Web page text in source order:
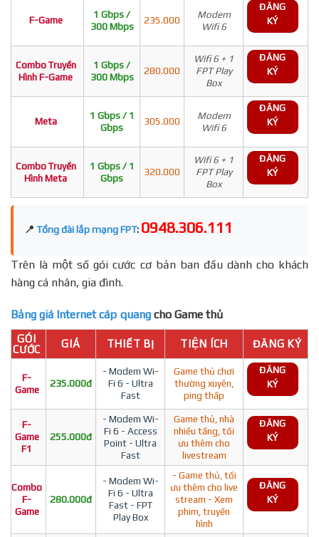
F-Game
1 Gbps /
300 Mbps
235.000
Modem
Wifi 6
ĐĂNG
KÝ
Combo Truyền
Hình F-Game
1 Gbps /
300 Mbps
280.000
Wifi 6 + 1
FPT Play
Box
ĐĂNG
KÝ
Meta
1 Gbps / 1
Gbps
305.000
Modem
Wifi 6
ĐĂNG
KÝ
Combo Truyền
Hình Meta
1 Gbps / 1
Gbps
320.000
Wifi 6 + 1
FPT Play
Box
ĐĂNG
KÝ
📍 Tổng đài lắp mạng FPT: 0948.306.111
Trên là một số gói cước cơ bản ban đầu dành cho khách
hàng cá nhân, gia đình.
Bảng giá Internet cáp quang cho Game thủ
GÓI
CƯỚC
GIÁ THIẾT BỊ TIỆN ÍCH ĐĂNG KÝ
F-
Game
235.000đ
- Modem Wi-
Fi 6 - Ultra
Fast
Game thủ chơi
thường xuyên,
ping thấp
ĐĂNG
KÝ
F-
Game
F1
255.000đ
- Modem Wi-
Fi 6 - Access
Point - Ultra
Fast
Game thủ, nhà
nhiều tầng, tối
ưu thêm cho
livestream
ĐĂNG
KÝ
Combo
F-
Game
280.000đ
- Modem Wi-
Fi 6 - Ultra
Fast - FPT
Play Box
- Game thủ, tối
ưu thêm cho live
stream - Xem
phim, truyền
hình
ĐĂNG
KÝ